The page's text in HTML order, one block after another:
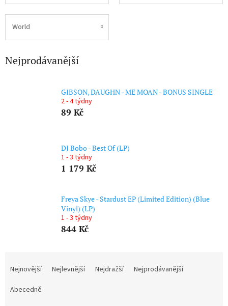
World
Nejprodávanější
GIBSON, DAUGHN - ME MOAN - BONUS SINGLE
2 - 4 týdny
89 Kč
DJ Bobo - Best Of (LP)
1 - 3 týdny
1 179 Kč
Freya Skye - Stardust EP (Limited Edition) (Blue
Vinyl) (LP)
1 - 3 týdny
844 Kč
Nejnovější Nejlevnější Nejdražší
Nejprodávanější
Abecedně